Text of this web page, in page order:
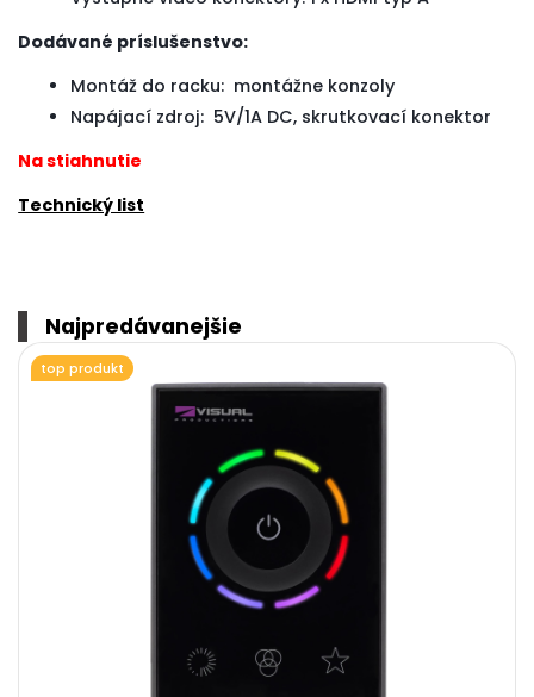
Dodávané príslušenstvo:
Montáž do racku: montážne konzoly
Napájací zdroj: 5V/1A DC, skrutkovací konektor
Na stiahnutie
Technický list
Najpredávanejšie
top produkt